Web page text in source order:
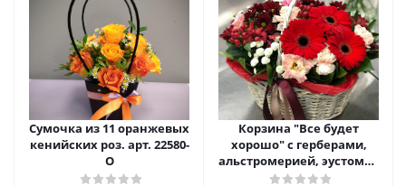
Сумочка из 11 оранжевых
кенийских роз. арт. 22580-
О
Корзина "Все будет
хорошо" с герберами,
альстромерией, эустомой
и хризантемой арт. 22461